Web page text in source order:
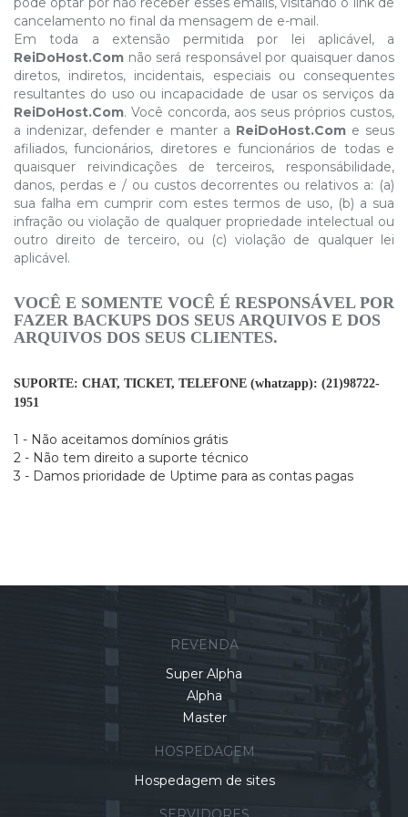
cancelamento no final da mensagem de e-mail.
Em toda a extensão permitida por lei aplicável, a
ReiDoHost.Com não será responsável por quaisquer danos
diretos, indiretos, incidentais, especiais ou consequentes
resultantes do uso ou incapacidade de usar os serviços da
ReiDoHost.Com. Você concorda, aos seus próprios custos,
a indenizar, defender e manter a ReiDoHost.Come seus
afiliados, funcionários, diretores e funcionários de todas e
quaisquer reivindicações de terceiros, responsábilidade,
danos, perdas e / ou custos decorrentes ou relativos a: (a)
sua falha em cumprir com estes termos de uso, (b) a sua
infração ou violação de qualquer propriedade intelectual ou
outro direito de terceiro, ou (c) violação de qualquer lei
aplicável.
VOCÊ E SOMENTE VOCÊ É RESPONSÁVEL POR
FAZER BACKUPS DOS SEUS ARQUIVOS E DOS
ARQUIVOS DOS SEUS CLIENTES.
SUPORTE: CHAT, TICKET, TELEFONE (whatzapp): (21)98722-
1951
1 - Não aceitamos domínios grátis
2 - Não tem direito a suporte técnico
3 - Damos prioridade de Uptime para as contas pagas
REVENDA
Super Alpha
Alpha
Master
HOSPEDAGEM
Hospedagem de sites